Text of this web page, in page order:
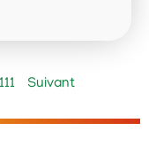
111 Suivant